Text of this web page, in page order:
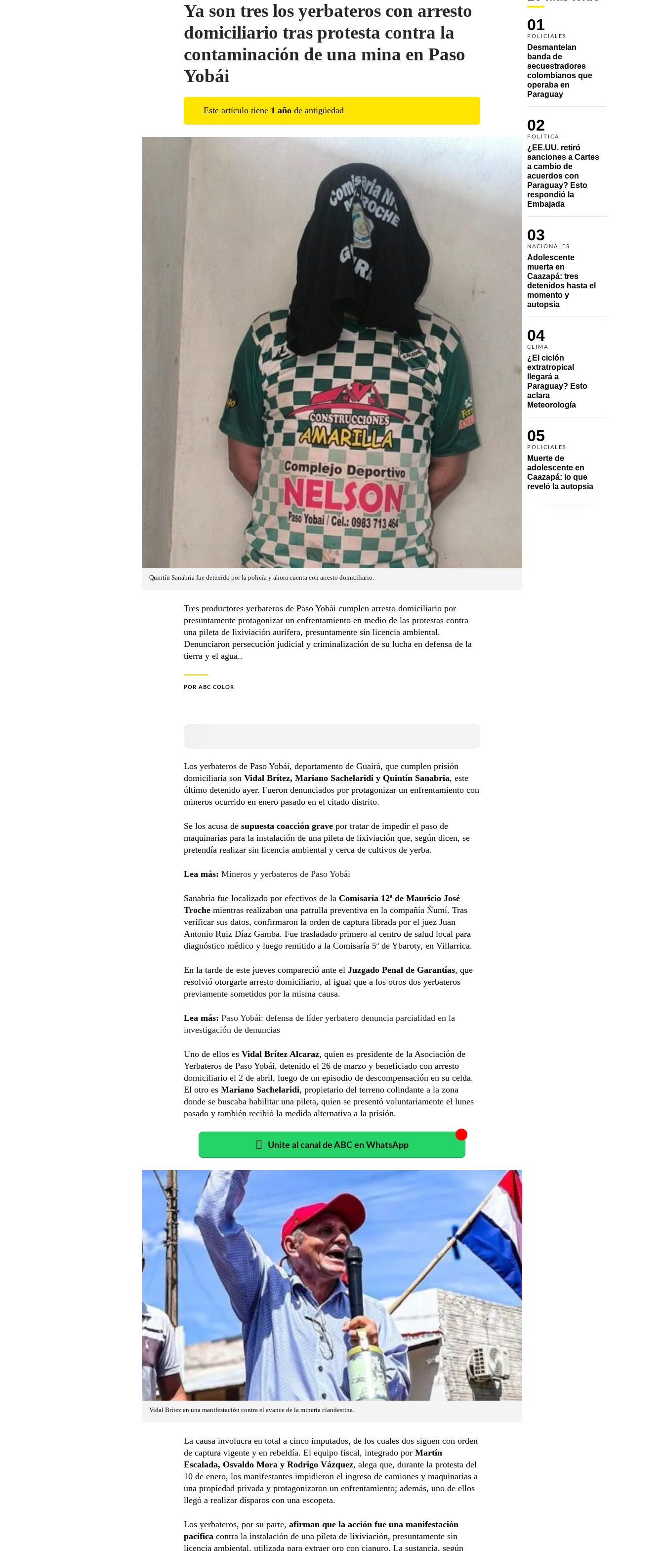
01
POLICIALES
Desmantelan
banda de
secuestradores
colombianos que
operaba en
Paraguay
02
POLÍTICA
¿EE.UU. retiró
sanciones a Cartes
a cambio de
acuerdos con
Paraguay? Esto
respondió la
Embajada
03
NACIONALES
Adolescente
muerta en
Caazapá: tres
detenidos hasta el
momento y
autopsia
04
CLIMA
¿El ciclón
extratropical
llegará a
Paraguay? Esto
aclara
Meteorología
05
POLICIALES
Muerte de
adolescente en
Caazapá: lo que
reveló la autopsia
Ya son tres los yerbateros con arresto
domiciliario tras protesta contra la
contaminación de una mina en Paso
Yobái
Este artículo tiene 1 año de antigüedad
Quintín Sanabria fue detenido por la policía y ahora cuenta con arresto domiciliario.
Tres productores yerbateros de Paso Yobái cumplen arresto domiciliario por
presuntamente protagonizar un enfrentamiento en medio de las protestas contra
una pileta de lixiviación aurífera, presuntamente sin licencia ambiental.
Denunciaron persecución judicial y criminalización de su lucha en defensa de la
tierra y el agua..
POR ABC COLOR
Los yerbateros de Paso Yobái, departamento de Guairá, que cumplen prisión
domiciliaria son Vidal Brítez, Mariano Sachelaridi y Quintín Sanabria, este
último detenido ayer. Fueron denunciados por protagonizar un enfrentamiento con
mineros ocurrido en enero pasado en el citado distrito.
Se los acusa de supuesta coacción grave por tratar de impedir el paso de
maquinarias para la instalación de una pileta de lixiviación que, según dicen, se
pretendía realizar sin licencia ambiental y cerca de cultivos de yerba.
Lea más: Mineros y yerbateros de Paso Yobái
Sanabria fue localizado por efectivos de la Comisaría 12ª de Mauricio José
Troche mientras realizaban una patrulla preventiva en la compañía Ñumí. Tras
verificar sus datos, confirmaron la orden de captura librada por el juez Juan
Antonio Ruiz Díaz Gamba. Fue trasladado primero al centro de salud local para
diagnóstico médico y luego remitido a la Comisaría 5ª de Ybaroty, en Villarrica.
En la tarde de este jueves compareció ante el Juzgado Penal de Garantías, que
resolvió otorgarle arresto domiciliario, al igual que a los otros dos yerbateros
previamente sometidos por la misma causa.
Lea más: Paso Yobái: defensa de líder yerbatero denuncia parcialidad en la
investigación de denuncias
Uno de ellos es Vidal Brítez Alcaraz, quien es presidente de la Asociación de
Yerbateros de Paso Yobái, detenido el 26 de marzo y beneficiado con arresto
domiciliario el 2 de abril, luego de un episodio de descompensación en su celda.
El otro es Mariano Sachelaridi, propietario del terreno colindante a la zona
donde se buscaba habilitar una pileta, quien se presentó voluntariamente el lunes
pasado y también recibió la medida alternativa a la prisión.
Unite al canal de ABC en WhatsApp
Vidal Brítez en una manifestación contra el avance de la minería clandestina.
La causa involucra en total a cinco imputados, de los cuales dos siguen con orden
de captura vigente y en rebeldía. El equipo fiscal, integrado por Martín
Escalada, Osvaldo Mora y Rodrigo Vázquez, alega que, durante la protesta del
10 de enero, los manifestantes impidieron el ingreso de camiones y maquinarias a
una propiedad privada y protagonizaron un enfrentamiento; además, uno de ellos
llegó a realizar disparos con una escopeta.
Los yerbateros, por su parte, afirman que la acción fue una manifestación
pacífica contra la instalación de una pileta de lixiviación, presuntamente sin
licencia ambiental, utilizada para extraer oro con cianuro. La sustancia, según